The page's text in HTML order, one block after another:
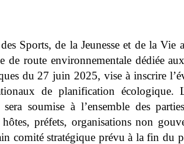
Sports, de la Jeunesse et de la
route environnementale dédiée
du 27 juin 2025, vise à inscrire
de planification écologique.
soumise à l’ensemble des
préfets, organisations non
comité stratégique prévu à la fin